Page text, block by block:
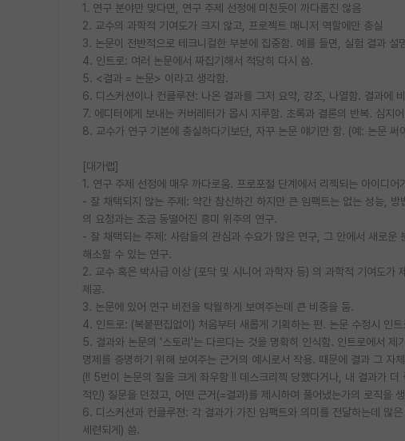
1. 연구 분야만 맞다면, 연구 주제 선정에 미친듯이 까다롭진 않음
2. 교수의 과학적 기여도가 크지 않고, 프로젝트 매니저 역할에만 충실
3. 논문이 전반적으로 테크니컬한 부분에 집중함. 예를 들면, 실험 결과 설
4. 인트로: 여러 논문에서 짜집기해서 적당히 다시 씀.
5. <결과 = 논문> 이라고 생각함.
6. 디스커션이나 컨클루젼: 나온 결과를 그저 요약, 강조, 나열함. 결과에
7. 에디터에게 보내는 커버레터가 몹시 지루함. 초록과 결론의 반복. 심지
8. 교수가 연구 기본에 충실하다기보단, 자꾸 논문 얘기만 함. (예: 논문 써
[대가랩]
1. 연구 주제 선정에 매우 까다로움. 프로포절 단계에서 리젝되는 아이디어
- 잘 채택되지 않는 주제: 약간 참신하긴 하지만 큰 임팩트는 없는 성능,
의 요청과는 조금 동떨어진 흥미 위주의 연구.
- 잘 채택되는 주제: 사람들의 관심과 수요가 많은 연구, 그 안에서 새로
해소할 수 있는 연구.
2. 교수 혹은 박사급 이상 (포닥 및 시니어 과학자 등) 의 과학적 기여도가
제공.
3. 논문에 있어 연구 비전을 탁월하게 보여주는데 큰 비중을 둠.
4. 인트로: (복붙편집없이) 처음부터 새롭게 기획하는 편. 논문 수정시 인
5. 결과와 논문의 '스토리'는 다르다는 것을 명확히 인식함. 인트로에서
명제를 증명하기 위해 보여주는 근거의 예시로서 작용. 때문에 결과 그 자
(!! 5번이 논문의 질을 크게 좌우함 !! 데스크리젝 당했다거나, 내 결과가
적인) 질문을 던졌고, 어떤 근거(=결과)를 제시하여 풀어냈는가의 로직을
6. 디스커션과 컨클루젼: 각 결과가 가진 임팩트와 의미를 전달하는데 많
세련되게) 씀.